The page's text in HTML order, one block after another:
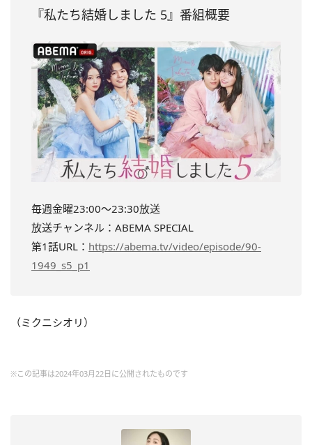
『私たち結婚しました 5』番組概要
毎週金曜23:00～23:30放送
放送チャンネル：ABEMA SPECIAL
第1話URL： https://abema.tv/video/episode/90-
1949_s5_p1
（ミクニシオリ）
※この記事は2024年03月22日に公開されたものです